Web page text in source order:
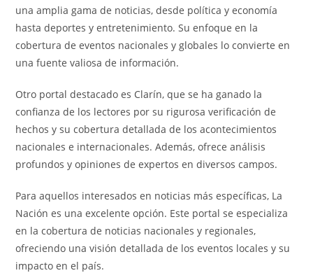
una amplia gama de noticias, desde política y economía
hasta deportes y entretenimiento. Su enfoque en la
cobertura de eventos nacionales y globales lo convierte en
una fuente valiosa de información.
Otro portal destacado es Clarín, que se ha ganado la
confianza de los lectores por su rigurosa verificación de
hechos y su cobertura detallada de los acontecimientos
nacionales e internacionales. Además, ofrece análisis
profundos y opiniones de expertos en diversos campos.
Para aquellos interesados en noticias más específicas, La
Nación es una excelente opción. Este portal se especializa
en la cobertura de noticias nacionales y regionales,
ofreciendo una visión detallada de los eventos locales y su
impacto en el país.